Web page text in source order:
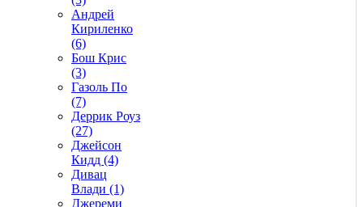
Андрей
Кириленко
(6)
Бош Крис
(3)
Газоль По
(7)
Деррик Роуз
(27)
Джейсон
Кидд (4)
Дивац
Влади (1)
Джереми